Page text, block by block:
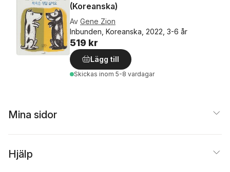
(Koreanska)
Av Gene Zion
Inbunden, Koreanska, 2022, 3-6 år
519 kr
Lägg till
Skickas inom 5-8 vardagar
Mina sidor
Hjälp